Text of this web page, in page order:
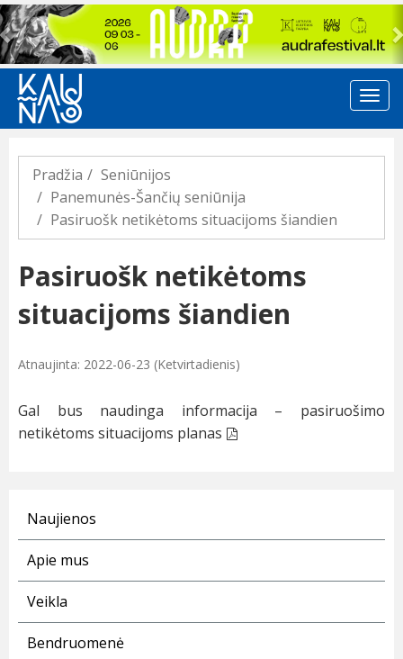
Previous
Pradžia
Seniūnijos
Panemunės-Šančių seniūnija
Pasiruošk netikėtoms situacijoms šiandien
Pasiruošk netikėtoms
situacijoms šiandien
Atnaujinta: 2022-06-23 (Ketvirtadienis)
Gal bus naudinga informacija – pasiruošimo
netikėtoms situacijoms planas
Naujienos
Apie mus
Veikla
Bendruomenė